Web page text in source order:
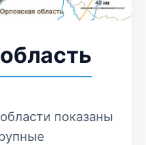
показаны